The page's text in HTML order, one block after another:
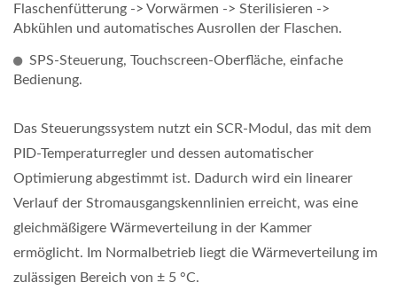
Flaschenfütterung -> Vorwärmen -> Sterilisieren ->
Abkühlen und automatisches Ausrollen der Flaschen.
SPS-Steuerung, Touchscreen-Oberfläche, einfache
Bedienung.
Das Steuerungssystem nutzt ein SCR-Modul, das mit dem
PID-Temperaturregler und dessen automatischer
Optimierung abgestimmt ist. Dadurch wird ein linearer
Verlauf der Stromausgangskennlinien erreicht, was eine
gleichmäßigere Wärmeverteilung in der Kammer
ermöglicht. Im Normalbetrieb liegt die Wärmeverteilung im
zulässigen Bereich von ± 5 °C.